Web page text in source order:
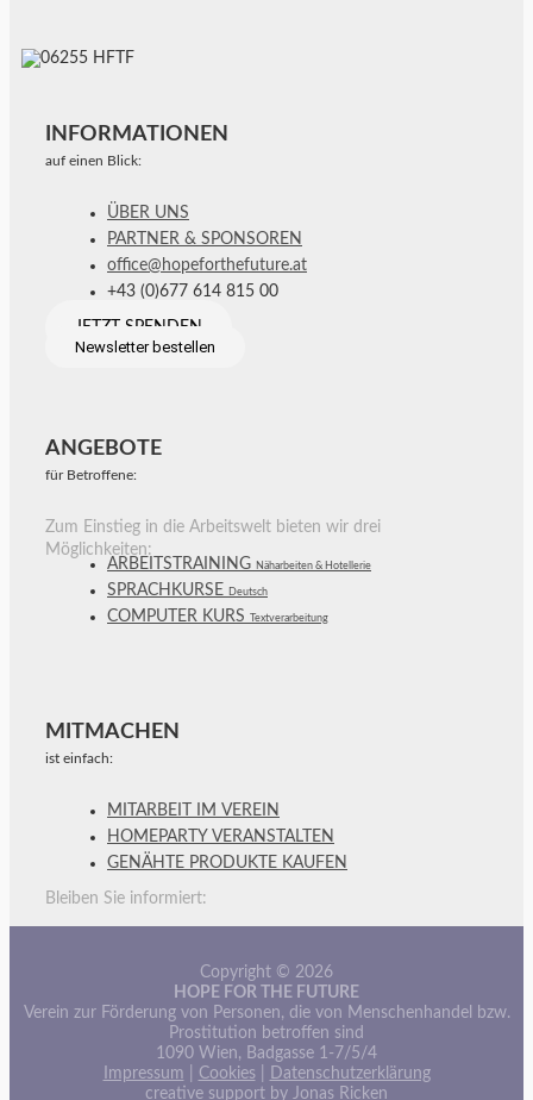
INFORMATIONEN
auf einen Blick:
ÜBER UNS
PARTNER & SPONSOREN
office@hopeforthefuture.at
+43 (0)677 614 815 00
JETZT SPENDEN
Newsletter bestellen
ANGEBOTE
für Betroffene:
Zum Einstieg in die Arbeitswelt bieten wir drei
Möglichkeiten:
ARBEITSTRAINING Näharbeiten & Hotellerie
SPRACHKURSE Deutsch
COMPUTER KURS Textverarbeitung
MITMACHEN
ist einfach:
MITARBEIT IM VEREIN
HOMEPARTY VERANSTALTEN
GENÄHTE PRODUKTE KAUFEN
Bleiben Sie informiert:
Copyright © 2026
HOPE FOR THE FUTURE
Verein zur Förderung von Personen, die von Menschenhandel bzw.
Prostitution betroffen sind
1090 Wien, Badgasse 1-7/5/4
Impressum
Cookies|
Datenschutzerklärung
creative support by Jonas Ricken